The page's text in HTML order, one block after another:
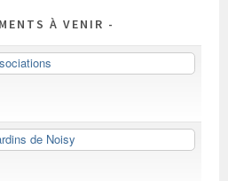
À VENIR
de Noisy